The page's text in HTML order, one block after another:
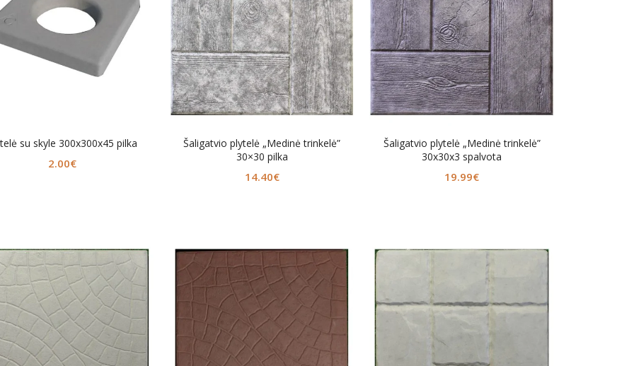
su skyle 300x300x45 pilka
2.00€
Šaligatvio plytelė „Medinė trinkelė”
30×30 pilka
14.40€
Šaligatvio plytelė „Medinė trinkelė”
30x30x3 spalvota
19.99€